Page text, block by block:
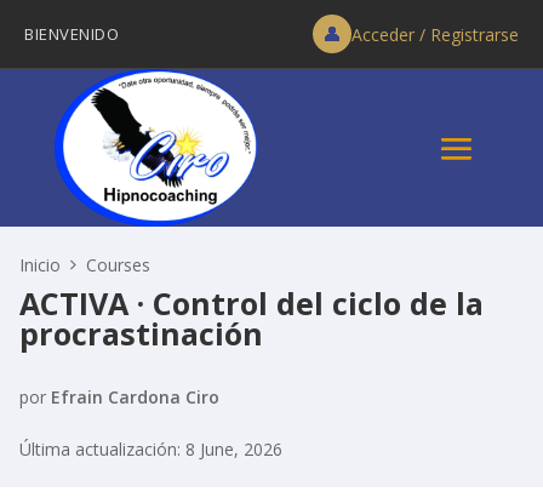
BIENVENIDO 👤 Acceder / Registrarse
Inicio Courses
ACTIVA · Control del ciclo de la
procrastinación
por Efrain Cardona Ciro
Última actualización: 8 June, 2026